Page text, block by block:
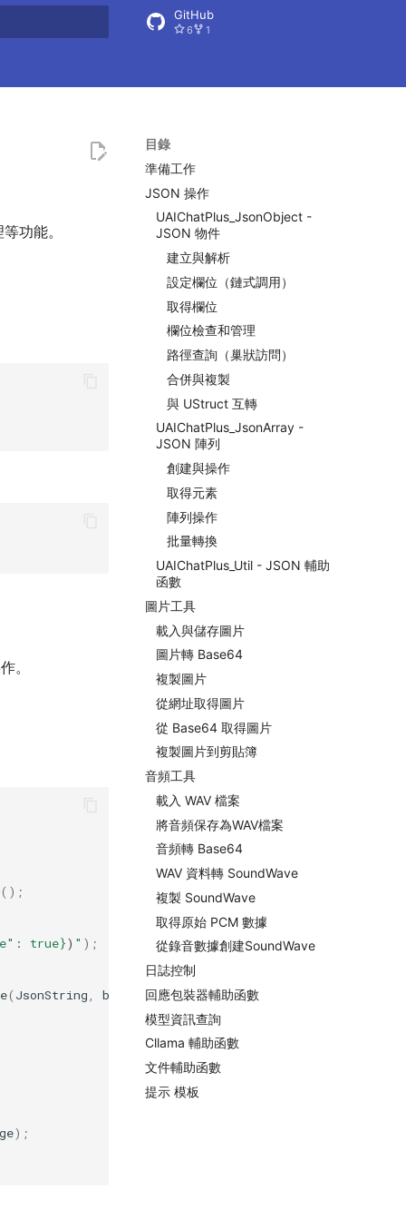
GitHub
6 1
目錄
準備工作
JSON 操作
UAIChatPlus_JsonObject -
JSON 物件
建立與解析
設定欄位（鏈式調用）
取得欄位
欄位檢查和管理
路徑查詢（巢狀訪問）
合併與複製
與 UStruct 互轉
UAIChatPlus_JsonArray -
JSON 陣列
創建與操作
取得元素
陣列操作
批量轉換
UAIChatPlus_Util - JSON 輔助
函數
圖片工具
載入與儲存圖片
圖片轉 Base64
複製圖片
從網址取得圖片
從 Base64 取得圖片
複製圖片到剪貼簿
音頻工具
載入 WAV 檔案
將音頻保存為WAV檔案
音頻轉 Base64
WAV 資料轉 SoundWave
複製 SoundWave
取得原始 PCM 數據
從錄音數據創建SoundWave
日誌控制
回應包裝器輔助函數
模型資訊查詢
Cllama 輔助函數
文件輔助函數
提示 模板
功能。
。
();
true}) " );
( JsonString bSuccess, ErrorMessage
);